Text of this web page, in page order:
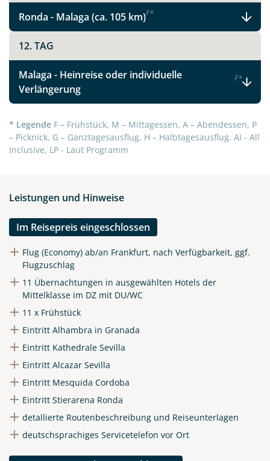
Ronda - Malaga (ca. 105 km)F*
12. TAG
Malaga - Heinreise oder individuelle
Verlängerung
F*
* Legende F – Frühstück, M – Mittagessen, A – Abendessen, P
– Picknick, G – Ganztagesausflug, H – Halbtagesausflug, AI - All
Inclusive, LP - Laut Programm
Leistungen und Hinweise
Im Reisepreis eingeschlossen
Flug (Economy) ab/an Frankfurt, nach Verfügbarkeit, ggf.
Flugzuschlag
11 Übernachtungen in ausgewählten Hotels der
Mittelklasse im DZ mit DU/WC
11 x Frühstück
Eintritt Alhambra in Granada
Eintritt Kathedrale Sevilla
Eintritt Alcazar Sevilla
Eintritt Mesquida Cordoba
Eintritt Stierarena Ronda
detallierte Routenbeschreibung und Reiseunterlagen
deutschsprachiges Servicetelefon vor Ort